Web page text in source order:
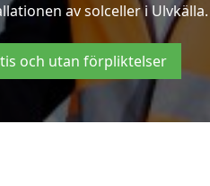
av solceller i Ulvkälla.
och utan förpliktelser